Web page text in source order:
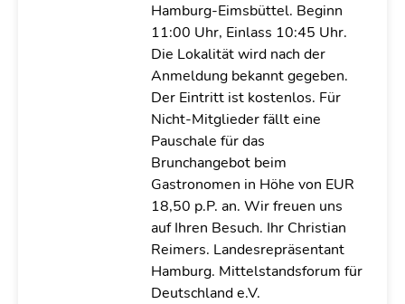
Hamburg-Eimsbüttel. Beginn
11:00 Uhr, Einlass 10:45 Uhr.
Die Lokalität wird nach der
Anmeldung bekannt gegeben.
Der Eintritt ist kostenlos. Für
Nicht-Mitglieder fällt eine
Pauschale für das
Brunchangebot beim
Gastronomen in Höhe von EUR
18,50 p.P. an. Wir freuen uns
auf Ihren Besuch. Ihr Christian
Reimers. Landesrepräsentant
Hamburg. Mittelstandsforum für
Deutschland e.V.